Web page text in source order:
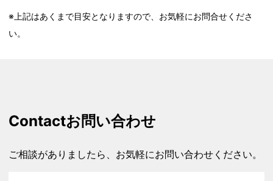
※上記はあくまで目安となりますので、お気軽にお問合せくださ
い。
Contactお問い合わせ
ご相談がありましたら、お気軽にお問い合わせください。